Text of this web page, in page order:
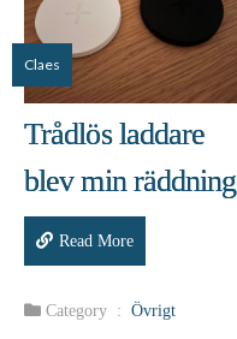
Claes
Trådlös laddare
blev min räddning
Read More
Category : Övrigt